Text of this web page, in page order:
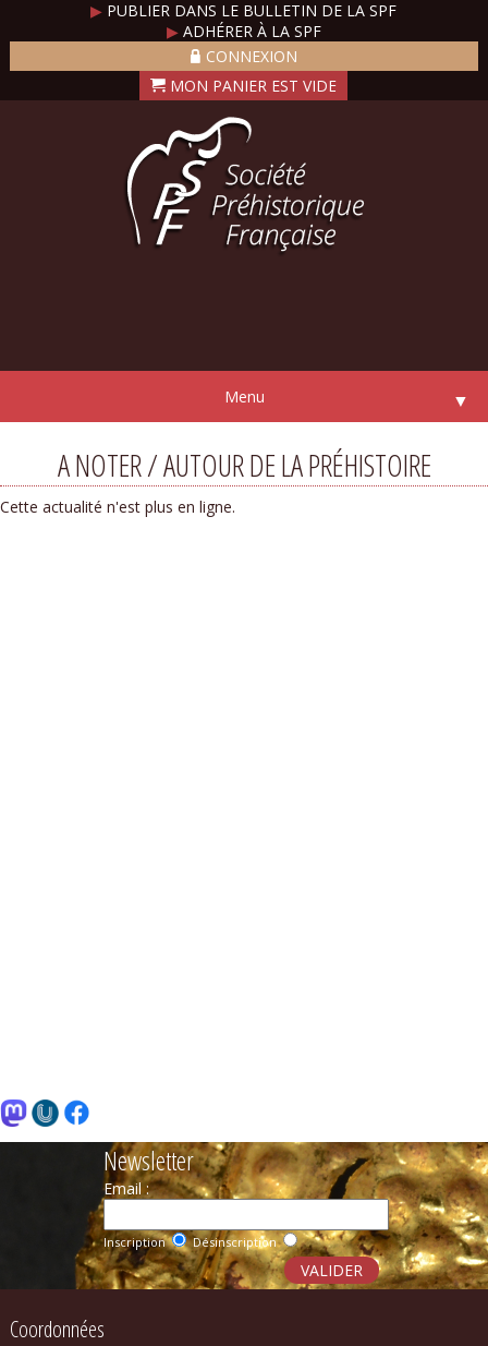
▶ PUBLIER DANS LE BULLETIN DE LA SPF
▶ADHÉRER À LA SPF
CONNEXION
Menu ▼
A NOTER / AUTOUR DE LA PRÉHISTOIRE
Cette actualité n'est plus en ligne.
Newsletter
Email :
Inscription Désinscription
Coordonnées